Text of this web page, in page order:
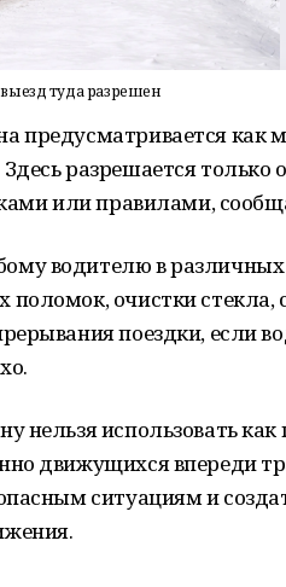
туда разрешен
предусматривается как
разрешается только
или правилами,
водителю в различных
очистки стекла,
поездки, если
нельзя использовать
движущихся впереди
ситуациям и